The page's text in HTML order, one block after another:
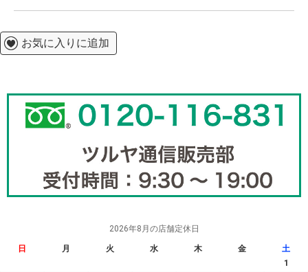
お気に入りに追加
2026年8月の店舗定休日
日 月 火 水 木 金
土
1